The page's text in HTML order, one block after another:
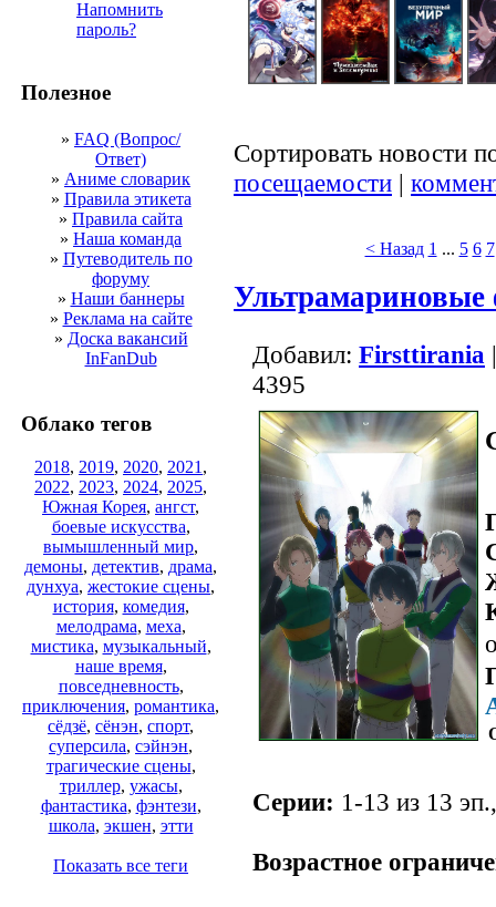
Напомнить
пароль?
Полезное
» FAQ (Вопрос/
Ответ)
» Аниме словарик
» Правила этикета
» Правила сайта
» Наша команда
» Путеводитель по
форуму
» Наши баннеры
» Реклама на сайте
» Доска вакансий
InFanDub
Облако тегов
2018, 2019, 2020, 2021 ,
2022, 2023, 2024, 2025,
Южная Корея, ангст,
боевые искусства,
вымышленный мир,
демоны, детектив, драма,
дунхуа, жестокие сцены,
история, комедия,
мелодрама, меха,
мистика, музыкальный,
наше время,
повседневность,
приключения, романтика,
сёдзё, сёнэн, спорт,
суперсила, сэйнэн,
трагические сцены,
триллер, ужасы,
фантастика, фэнтези,
школа, экшен, этти
Показать все теги
Сортировать новости
посещаемости |
< Назад 1 ... 5 6 7
Добавил: Firsttirania
4395
Серии: 1-13 из 13
Возрастное